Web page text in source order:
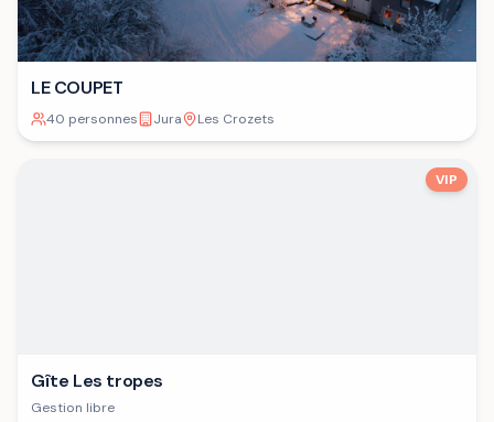
LE COUPET
40 personnes Jura Les Crozets
VIP
Gîte Les tropes
Gestion libre